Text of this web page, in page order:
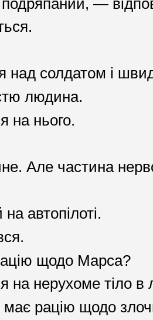
над солдатом і
людина.
на нього.
Але частина
автопілоті.
щодо Марса?
на нерухоме тіло в
рацію щодо